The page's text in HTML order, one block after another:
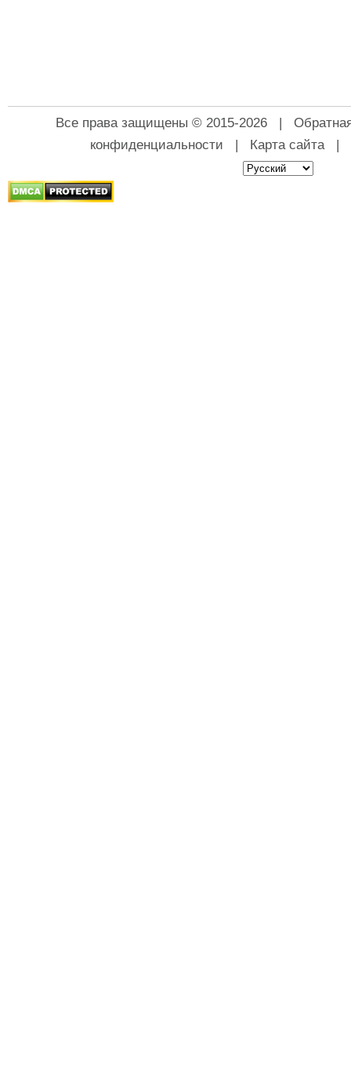
Все права защищены © 2015-2026 |
конфиденциальности | Карта сайта|